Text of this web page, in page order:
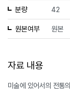
분량 42
원본여부 원본
자료 내용
미술에 있어서의 전통